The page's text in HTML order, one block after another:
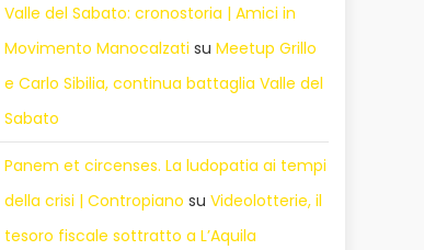
Valle del Sabato: cronostoria | Amici in
Movimento Manocalzati suMeetup Grillo
e Carlo Sibilia, continua battaglia Valle del
Sabato
Panem et circenses. La ludopatia ai tempi
della crisi | Contropiano suVideolotterie, il
tesoro fiscale sottratto a L’Aquila